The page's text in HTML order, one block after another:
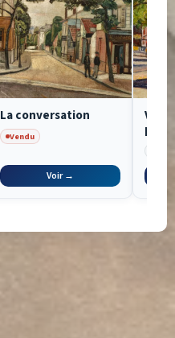
La conversation
Vendu
Voir →
Vue